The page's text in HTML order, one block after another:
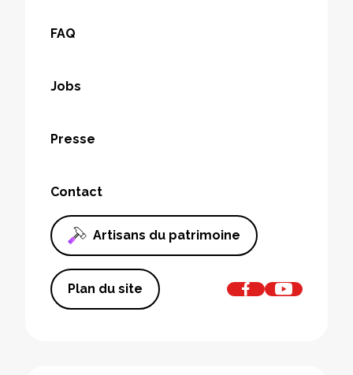
FAQ
Jobs
Presse
Contact
Artisans du patrimoine
Plan du site